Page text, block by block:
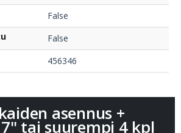
False
False
456346
asennus +
tai suurempi 4 kpl